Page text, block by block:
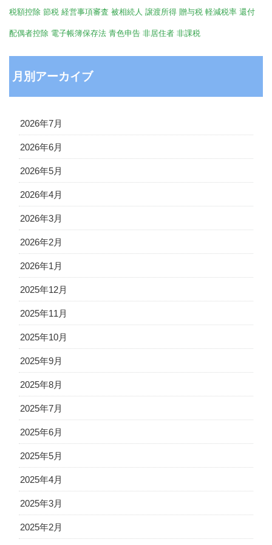
税額控除 節税 経営事項審査 被相続人 譲渡所得 贈与税 軽減税率 還付
配偶者控除 電子帳簿保存法 青色申告 非居住者 非課税
月別アーカイブ
2026年7月
2026年6月
2026年5月
2026年4月
2026年3月
2026年2月
2026年1月
2025年12月
2025年11月
2025年10月
2025年9月
2025年8月
2025年7月
2025年6月
2025年5月
2025年4月
2025年3月
2025年2月